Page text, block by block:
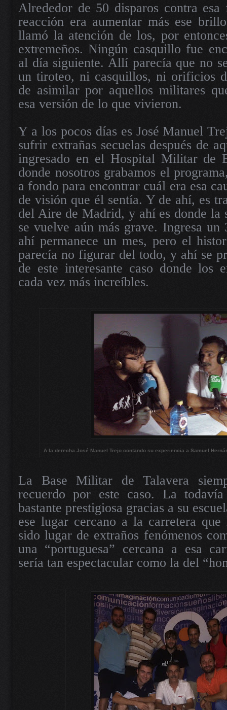
Alrededor de 50 disparos contra
reacción era aumentar más ese
llamó la atención de los, por
extremeños. Ningún casquillo fue
al día siguiente. Allí parecía que no
un tiroteo, ni casquillos, ni orificios
de asimilar por aquellos militares
esa versión de lo que vivieron.
Y a los pocos días es José Manuel
sufrir extrañas secuelas después de
ingresado en el Hospital Militar de
donde nosotros grabamos el
a fondo para encontrar cuál era esa
de visión que él sentía. Y de ahí, es
del Aire de Madrid, y ahí es donde la
se vuelve aún más grave. Ingresa
ahí permanece un mes, pero el
parecía no figurar del todo, y ahí se
de este interesante caso donde los
cada vez más increíbles.
A la derecha José Manuel Trejo contando su experiencia a Samuel
La Base Militar de Talavera
recuerdo por este caso. La
bastante prestigiosa gracias a su
ese lugar cercano a la carretera
sido lugar de extraños fenómenos
una “portuguesa” cercana a esa
sería tan espectacular como la del